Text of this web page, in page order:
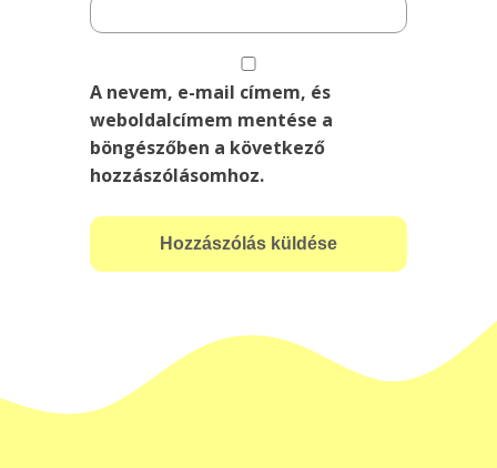
A nevem, e-mail címem, és
weboldalcímem mentése a
böngészőben a következő
hozzászólásomhoz.